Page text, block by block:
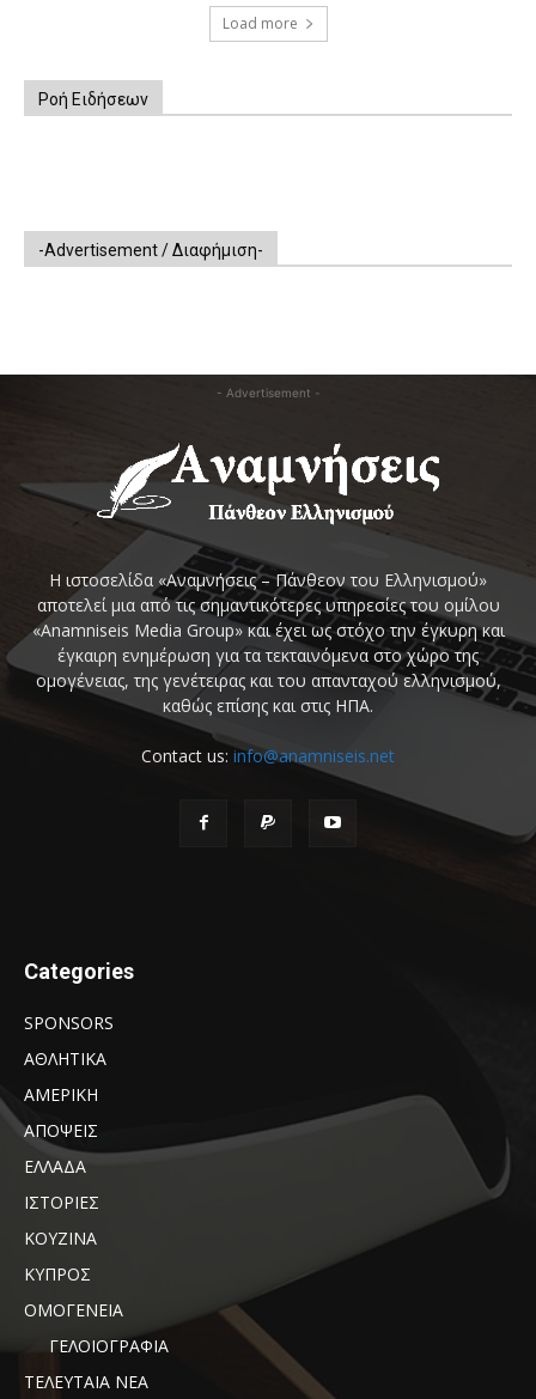
Load more
Ροή Ειδήσεων
-Advertisement / Διαφήμιση-
- Advertisement -
Η ιστοσελίδα «Αναμνήσεις – Πάνθεον του Ελληνισμού»
αποτελεί μια από τις σημαντικότερες υπηρεσίες του ομίλου
«Anamniseis Media Group» και έχει ως στόχο την έγκυρη και
έγκαιρη ενημέρωση για τα τεκταινόμενα στο χώρο της
ομογένειας, της γενέτειρας και του απανταχού ελληνισμού,
καθώς επίσης και στις ΗΠΑ.
Contact us: info@anamniseis.net
Categories
SPONSORS
ΑΘΛΗΤΙΚΑ
ΑΜΕΡΙΚΗ
ΑΠΟΨΕΙΣ
ΕΛΛΑΔΑ
ΙΣΤΟΡΙΕΣ
ΚΟΥΖΙΝΑ
ΚΥΠΡΟΣ
ΟΜΟΓΕΝΕΙΑ
ΓΕΛΟΙΟΓΡΑΦΙΑ
ΤΕΛΕΥΤΑΙΑ ΝΕΑ